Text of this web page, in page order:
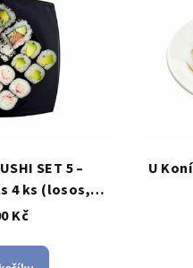
SET 5 –
4 ks (losos,
sezam) + Maki
okurka,
Kč
U